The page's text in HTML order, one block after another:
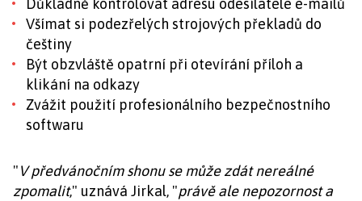
Důkladně kontrolovat adresu odesílatele e-mailů
Všímat si podezřelých strojových překladů do
češtiny
Být obzvláště opatrní při otevírání příloh a
klikání na odkazy
Zvážit použití profesionálního bezpečnostního
softwaru
"V předvánočním shonu se může zdát nereálné
zpomalit," uznává Jirkal, "právě ale nepozornost a